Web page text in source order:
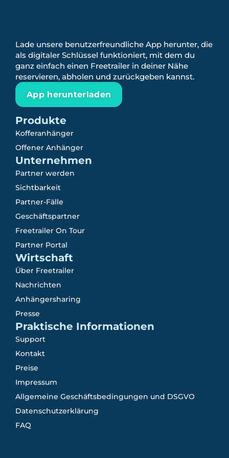
Lade unsere benutzerfreundliche App herunter, die
als digitaler Schlüssel funktioniert, mit dem du
ganz einfach einen Freetrailer in deiner Nähe
reservieren, abholen und zurückgeben kannst.
App herunterladen
Produkte
Kofferanhänger
Offener Anhänger
Unternehmen
Partner werden
Sichtbarkeit
Partner-Fälle
Geschäftspartner
Freetrailer On Tour
Partner Portal
Wirtschaft
Über Freetrailer
Nachrichten
Anhängersharing
Presse
Praktische Informationen
Support
Kontakt
Preise
Impressum
Allgemeine Geschäftsbedingungen und DSGVO
Datenschutzerklärung
FAQ